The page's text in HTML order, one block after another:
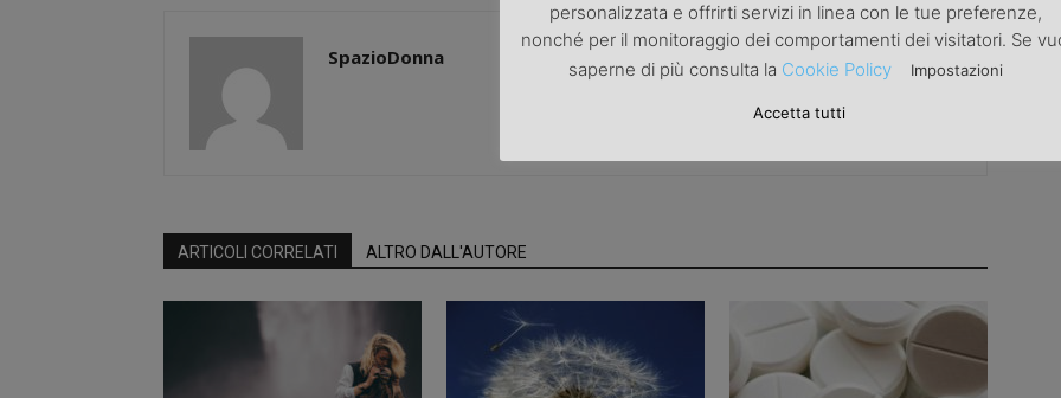
SpazioDonna
ARTICOLI CORRELATI ALTRO DALL'AUTORE
personalizzata e offrirti servizi in linea con le tue preferenze,
nonché per il monitoraggio dei comportamenti dei visitatori. Se
saperne di più consulta la Cookie Policy Impostazioni
Accetta tutti